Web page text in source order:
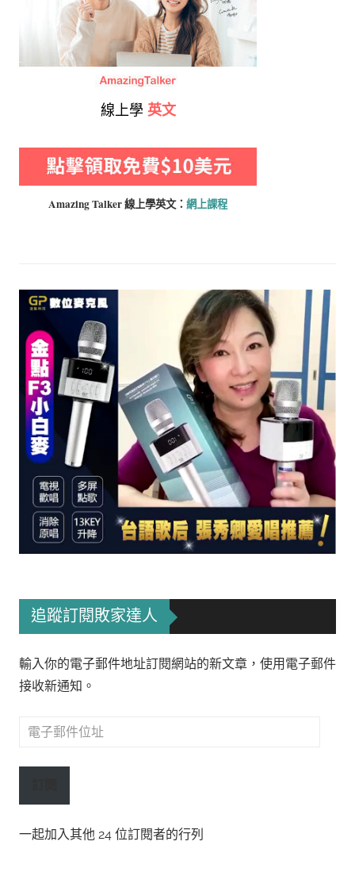
線上學 英文
Amazing Talker 線上學英文： 網上課程
追蹤訂閱敗家達人
輸入你的電子郵件地址訂閱網站的新文章，使用電子郵件
接收新通知。
電
郵
址
一起加入其他 24 位訂閱者的行列